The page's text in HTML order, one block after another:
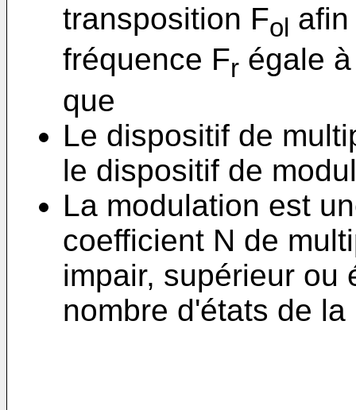
transposition Fol
fréquence Fr égale
que
Le dispositif de
le dispositif de
La modulation est
coefficient N de
impair, supérieur ou
nombre d'états de